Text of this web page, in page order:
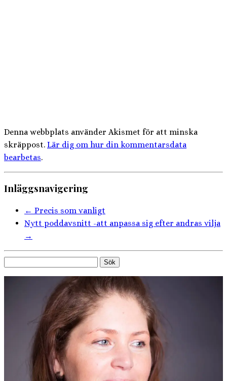
Denna webbplats använder Akismet för att minska
skräppost. Lär dig om hur din kommentarsdata
bearbetas.
Inläggsnavigering
← Precis som vanligt
Nytt poddavsnitt -att anpassa sig efter andras vilja
→
efter: